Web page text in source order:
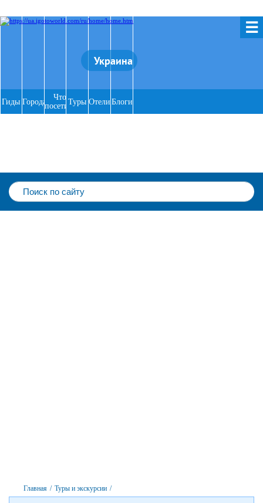
☰
Украина
Гиды Города
Что
посетитьТуры Отели Блоги
Главная / Туры и экскурсии /